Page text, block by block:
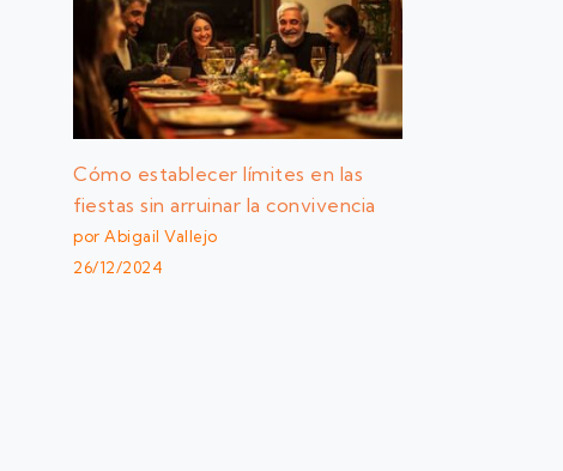
Cómo establecer límites en las
fiestas sin arruinar la convivencia
por Abigail Vallejo
26/12/2024